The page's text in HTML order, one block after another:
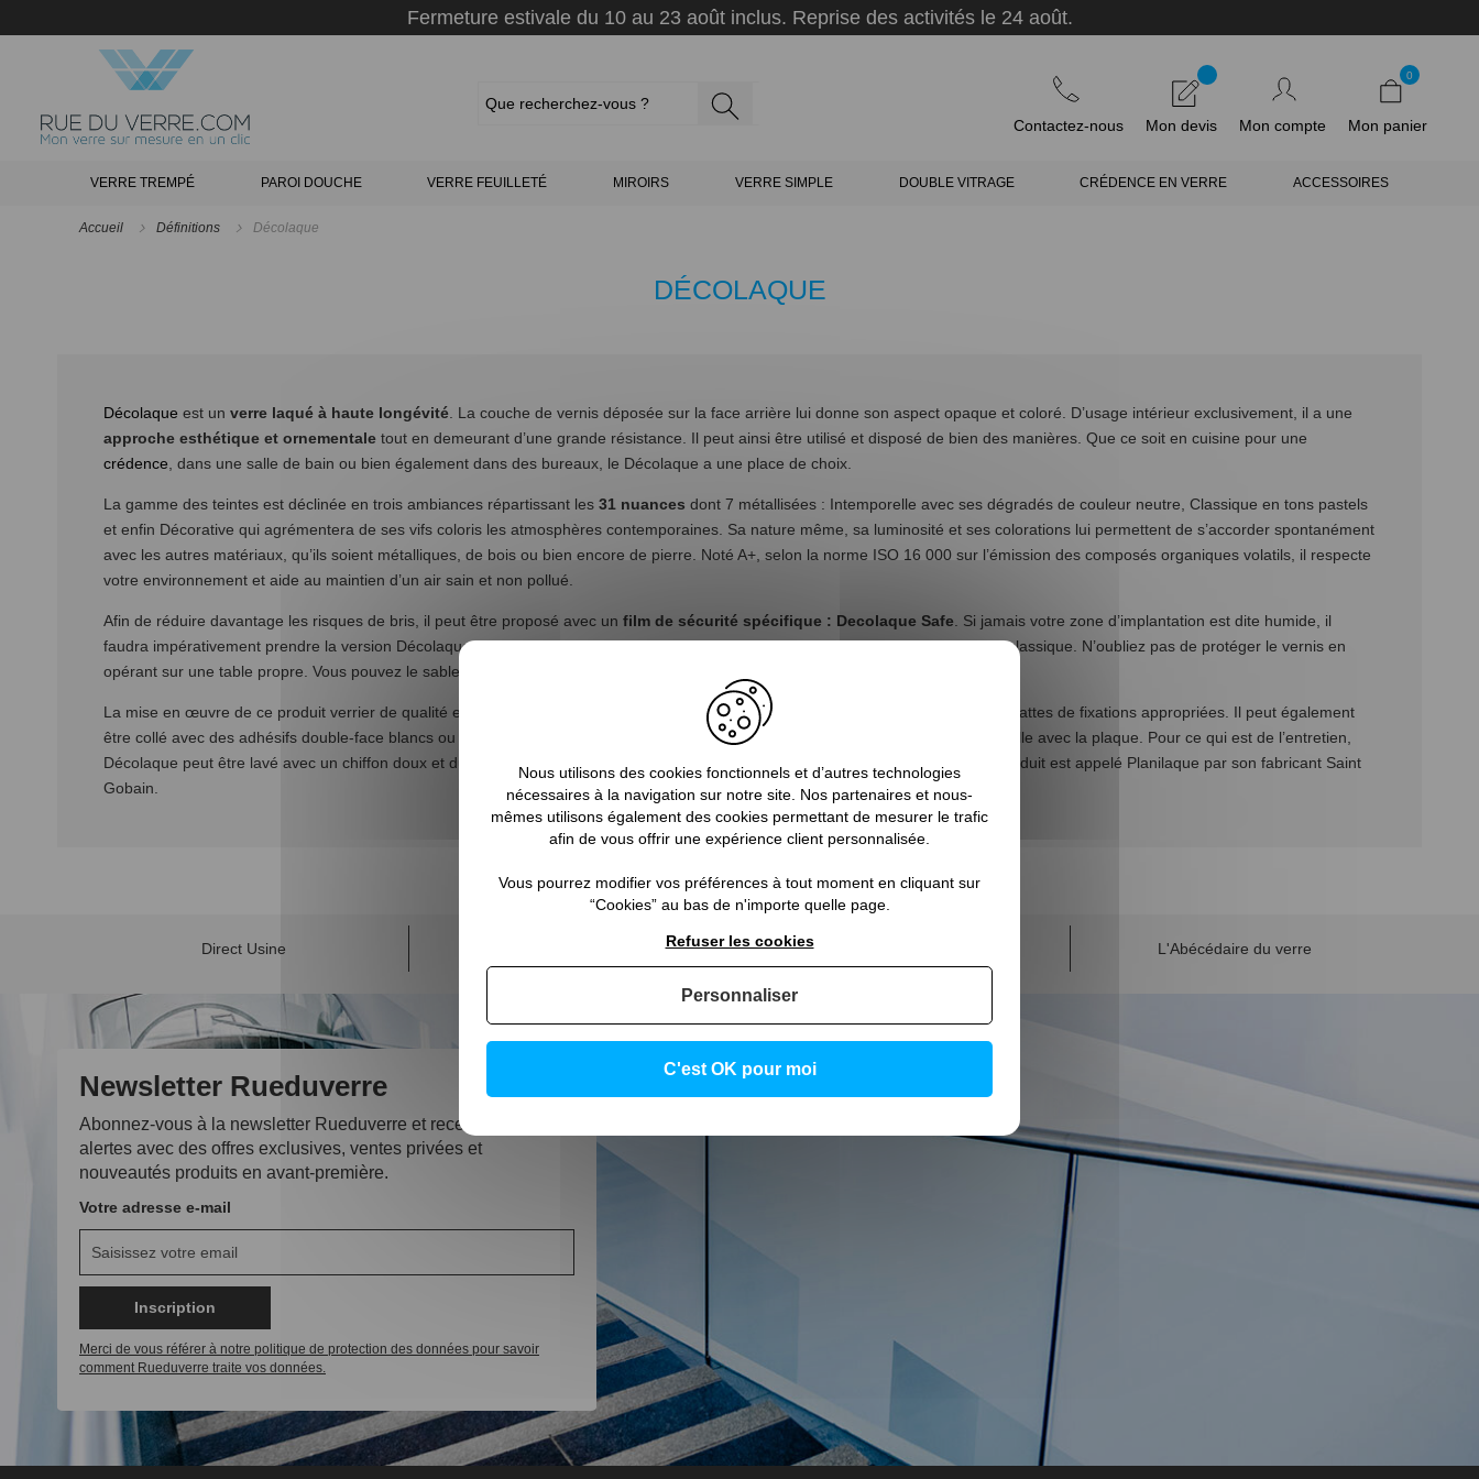
Fermeture estivale du 10 au 23 août inclus. Reprise des activités le 24 août.
Contactez-nous Mon devis Mon compte Mon panier
0
VERRE TREMPÉ PAROI DOUCHE VERRE FEUILLETÉ MIROIRS VERRE SIMPLE DOUBLE VITRAGE CRÉDENCE EN VERRE ACCESSOIRES
Accueil Définitions Décolaque
DÉCOLAQUE
Décolaque est un verre laqué à haute longévité. La couche de vernis déposée sur la face arrière lui donne son aspect opaque et coloré. D’usage intérieur exclusivement, il a une
approche esthétique et ornementale tout en demeurant d’une grande résistance. Il peut ainsi être utilisé et disposé de bien des manières. Que ce soit en cuisine pour une
crédence, dans une salle de bain ou bien également dans des bureaux, le Décolaque a une place de choix.
La gamme des teintes est déclinée en trois ambiances répartissant les 31 nuances dont 7 métallisées : Intemporelle avec ses dégradés de couleur neutre, Classique en tons pastels
et enfin Décorative qui agrémentera de ses vifs coloris les atmosphères contemporaines. Sa nature même, sa luminosité et ses colorations lui permettent de s’accorder spontanément
avec les autres matériaux, qu’ils soient métalliques, de bois ou bien encore de pierre. Noté A+, selon la norme ISO 16 000 sur l’émission des composés organiques volatils, il respecte
votre environnement et aide au maintien d’un air sain et non pollué.
Afin de réduire davantage les risques de bris, il peut être proposé avec un film de sécurité spécifique : Decolaque Safe. Si jamais votre zone d’implantation est dite humide, il
faudra impérativement prendre la version Décolaque Safe. Ce verre laqué peut être découpé, percé ou bien façonné tel un miroir classique. N’oubliez pas de protéger le vernis en
opérant sur une table propre. Vous pouvez le sabler ou le graver. Les effets seront différents selon le côté que vous choisirez.
La mise en œuvre de ce produit verrier de qualité est aisée. Il peut être installé mécaniquement dans une feuillure ou grâce à des pattes de fixations appropriées. Il peut également
être collé avec des adhésifs double-face blancs ou bien avec une glu translucide adaptée. Dans le doute, testez la réaction de la colle avec la plaque. Pour ce qui est de l’entretien,
Décolaque peut être lavé avec un chiffon doux et du nettoyant pour verre. N’usez jamais d’abrasif. Depuis peu, cette gamme de produit est appelé Planilaque par son fabricant Saint
Gobain.
Direct Usine L'Abécédaire du verre
Newsletter Rueduverre
Abonnez-vous à la newsletter Rueduverre et recevez des
alertes avec des offres exclusives, ventes privées et
nouveautés produits en avant-première.
Votre adresse e-mail
Inscription
Merci de vous référer à notre politique de protection des données pour savoir
comment Rueduverre traite vos données.
Nous utilisons des cookies fonctionnels et d’autres technologies
nécessaires à la navigation sur notre site. Nos partenaires et nous-
mêmes utilisons également des cookies permettant de mesurer le trafic
afin de vous offrir une expérience client personnalisée.
Vous pourrez modifier vos préférences à tout moment en cliquant sur
“Cookies” au bas de n'importe quelle page.
C'est OK pour moi
Refuser les cookies
Personnaliser